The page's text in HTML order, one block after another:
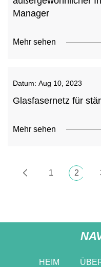
Manager
Mehr sehen
Datum: Aug 10, 2023
Glasfasernetz für
Mehr sehen
1 2
HEIM